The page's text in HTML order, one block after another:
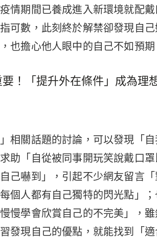
情期間已養成進入新環境就配
可數，此刻終於解禁卻發現自
也擔心他人眼中的自己不如預期
！「提升外在條件」成為理
相關話題的討論，可以發現「
助「自從被同事開玩笑說戴口
己嚇到」，引起不少網友留言「
個人都有自己獨特的閃光點」；
慢學會欣賞自己的不完美」，
發現自己的優點，就能找到「適